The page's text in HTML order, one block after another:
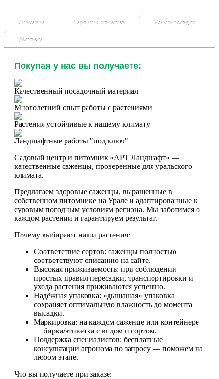
Описание Гарантия качества Услуги посадки
Доставка
Покупая у нас вы получаете:
Качественный посадочный материал
Многолетний опыт работы с растениями
Растения устойчивые к нашему климату
Ландшафтные работы "под ключ"
Садовый центр и питомник «АРТ Ландшафт» —
качественные саженцы, проверенные для уральского
климата.
Предлагаем здоровые саженцы, выращенные в
собственном питомнике на Урале и адаптированные к
суровым погодным условиям региона. Мы заботимся о
каждом растении и гарантируем результат.
Почему выбирают наши растения:
Соответствие сортов: саженцы полностью
соответствуют описанию на сайте.
Высокая приживаемость: при соблюдении
простых правил пересадки, транспортировки и
ухода растения приживаются успешно.
Надёжная упаковка: «дышащая» упаковка
сохраняет оптимальную влажность до момента
высадки.
Маркировка: на каждом саженце или контейнере
— бирка/этикетка с видом и сортом.
Поддержка специалистов: бесплатные
консультации агронома по запросу — поможем на
любом этапе.
Что вы получаете при заказе: